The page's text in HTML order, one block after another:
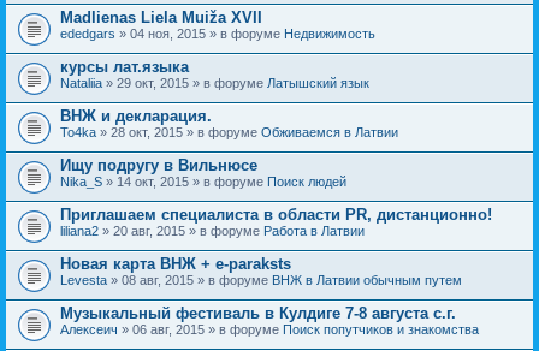
Madlienas Liela Muiža XVII
ededgars » 04 ноя, 2015 » в форуме Недвижимость
курсы лат.языка
Nataliia » 29 окт, 2015 » в форуме Латышский язык
ВНЖ и декларация.
To4ka » 28 окт, 2015 » в форуме Обживаемся в Латвии
Ищу подругу в Вильнюсе
Nika_S » 14 окт, 2015 » в форуме Поиск людей
Приглашаем специалиста в области PR, дистанционно!
liliana2 » 20 авг, 2015 » в форуме Работа в Латвии
Новая карта ВНЖ + e-paraksts
Levesta » 08 авг, 2015 » в форуме ВНЖ в Латвии обычным путем
Музыкальный фестиваль в Кулдиге 7-8 августа с.г.
Алексеич » 06 авг, 2015 » в форуме Поиск попутчиков и знакомства